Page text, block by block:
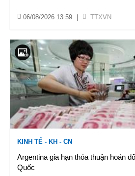
06/08/2026 13:59 TTXVN
KINH TẾ - KH - CN
Argentina gia hạn thỏa thuận hoán
Quốc